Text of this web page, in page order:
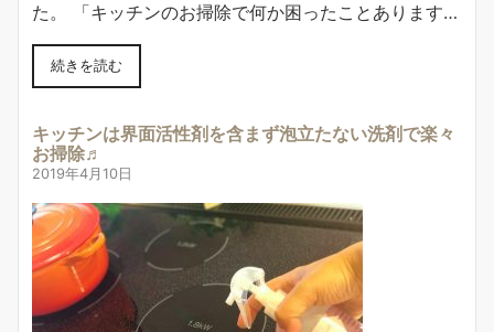
た。 「キッチンのお掃除で何か困ったことあります…
続きを読む
キッチンは界面活性剤を含まず泡立たない洗剤で楽々
お掃除♬
2019年4月10日